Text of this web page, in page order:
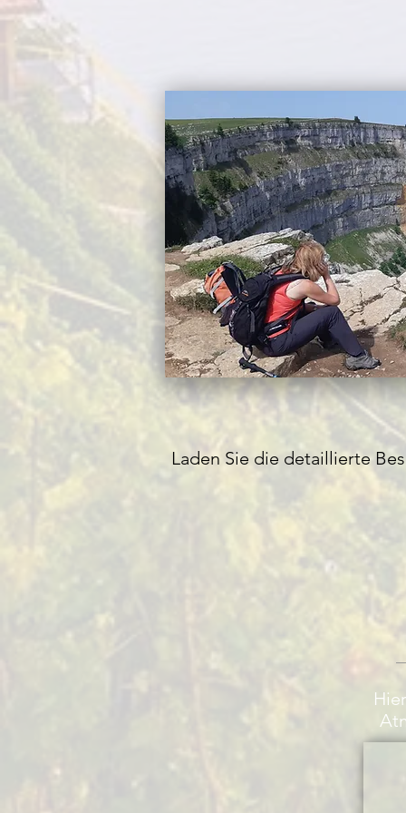
Laden Sie die detaillierte